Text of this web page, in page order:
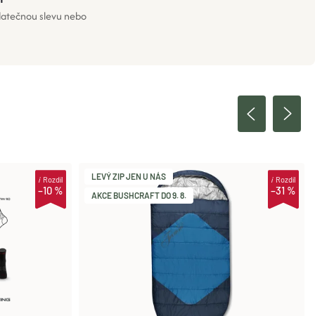
slevu nebo
–10 %
iRozdíl
LEVÝ ZIP JEN U NÁS
AKCE BUSHCRAFT DO 9. 8.
–31 %
iRozdíl